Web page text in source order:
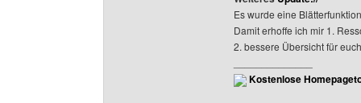
Es wurde eine
Damit erhoffe ich mir 1.
2. bessere Übersicht für
Kostenlose